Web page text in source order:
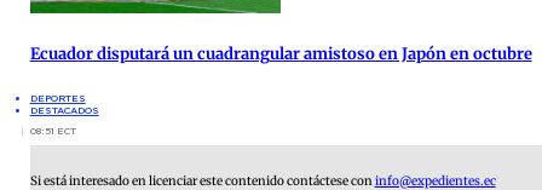
Ecuador disputará un cuadrangular amistoso en Japón en octubre
DEPORTES
DESTACADOS
08:51 ECT
Si está interesado en licenciar este contenido contáctese coninfo@expedientes.ec